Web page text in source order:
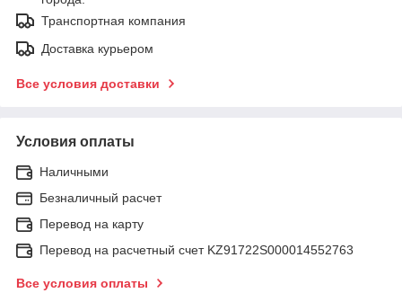
Транспортная компания
Доставка курьером
Все условия доставки
Условия оплаты
Наличными
Безналичный расчет
Перевод на карту
Перевод на расчетный счет KZ91722S000014552763
Все условия оплаты